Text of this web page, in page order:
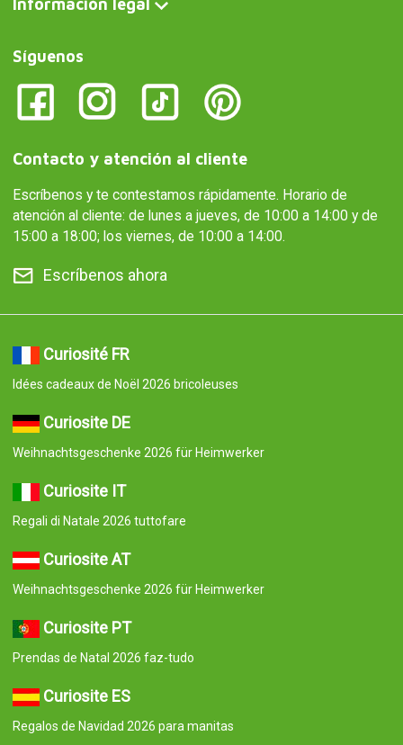
Información legal
Síguenos
Contacto y atención al cliente
Escríbenos y te contestamos rápidamente. Horario de
atención al cliente: de lunes a jueves, de 10:00 a 14:00 y de
15:00 a 18:00; los viernes, de 10:00 a 14:00.
Escríbenos ahora
Curiosité FR
Idées cadeaux de Noël 2026 bricoleuses
Curiosite DE
Weihnachtsgeschenke 2026 für Heimwerker
Curiosite IT
Regali di Natale 2026 tuttofare
Curiosite AT
Weihnachtsgeschenke 2026 für Heimwerker
Curiosite PT
Prendas de Natal 2026 faz-tudo
Curiosite ES
Regalos de Navidad 2026 para manitas